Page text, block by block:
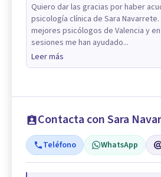
Quiero dar las gracias por haber
psicología clínica de Sara
mejores psicólogos de Valencia y
sesiones me han ayudado...
Leer más
Contacta con Sara
Teléfono WhatsApp